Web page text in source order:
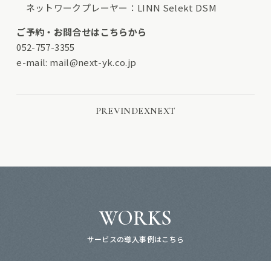
ネットワークプレーヤー：LINN Selekt DSM
ご予約・お問合せはこちらから
052-757-3355
e-mail: mail@next-yk.co.jp
PREVINDEXNEXT
WORKS
サービスの導入事例はこちら